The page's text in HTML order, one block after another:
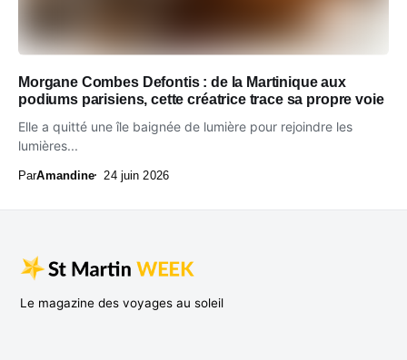
Morgane Combes Defontis : de la Martinique aux
podiums parisiens, cette créatrice trace sa propre voie
Elle a quitté une île baignée de lumière pour rejoindre les
lumières...
ParAmandine 24 juin 2026
Le magazine des voyages au soleil